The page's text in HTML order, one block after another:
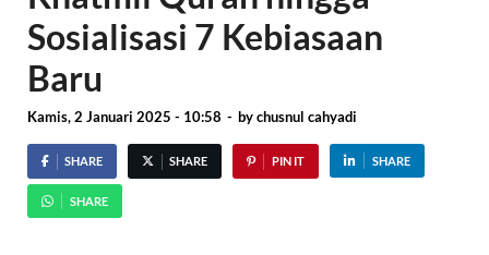
Sosialisasi 7 Kebiasaan
Baru
Kamis, 2 Januari 2025 - 10:58 - bychusnul cahyadi
SHARE SHARE PIN IT SHARE
SHARE